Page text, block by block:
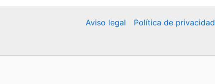
Aviso legal Política de privacidad